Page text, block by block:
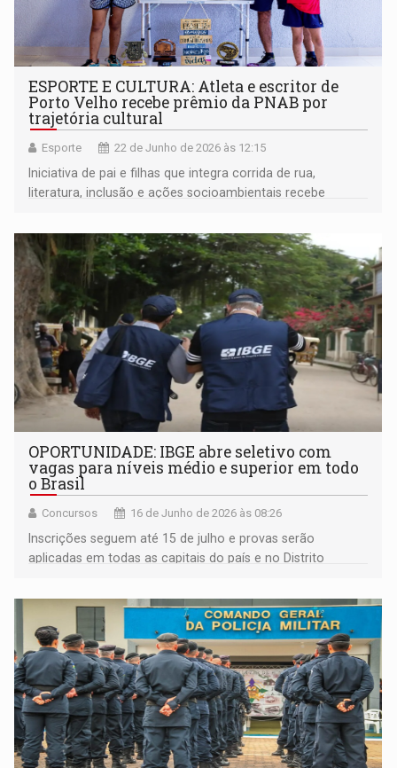
ESPORTE E CULTURA: Atleta e escritor de
Porto Velho recebe prêmio da PNAB por
trajetória cultural
Esporte 22 de Junho de 2026 às 12:15
Iniciativa de pai e filhas que integra corrida de rua,
literatura, inclusão e ações socioambientais recebe
OPORTUNIDADE: IBGE abre seletivo com
vagas para níveis médio e superior em todo
o Brasil
Concursos 16 de Junho de 2026 às 08:26
Inscrições seguem até 15 de julho e provas serão
aplicadas em todas as capitais do país e no Distrito